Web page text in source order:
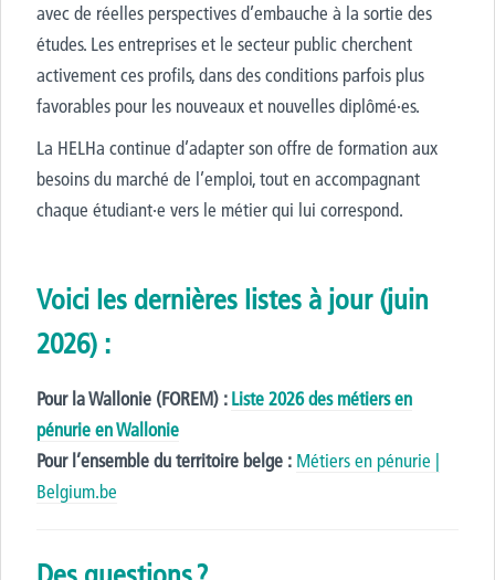
avec de réelles perspectives d’embauche à la sortie des
études. Les entreprises et le secteur public cherchent
activement ces profils, dans des conditions parfois plus
favorables pour les nouveaux et nouvelles diplômé·es.
La HELHa continue d’adapter son offre de formation aux
besoins du marché de l’emploi, tout en accompagnant
chaque étudiant·e vers le métier qui lui correspond.
Voici les dernières listes à jour (juin
2026) :
Pour la Wallonie (FOREM) :Liste 2026 des métiers en
pénurie en Wallonie
Pour l’ensemble du territoire belge : Métiers en pénurie |
Belgium.be